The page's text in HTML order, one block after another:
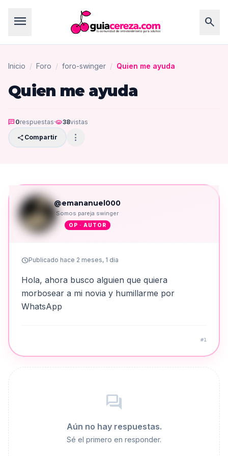
menu search
Inicio / Foro / foro-swinger / Quien me ayuda
Quien me ayuda
chat 0respuestas·visibility38vistas
share Compartir more_vert
@emananuel000
Somos pareja swinger
OP · AUTOR
schedulePublicado hace 2 meses, 1 dia
Hola, ahora busco alguien que quiera
morbosear a mi novia y humillarme por
WhatsApp
#1
forum
Aún no hay respuestas.
Sé el primero en responder.